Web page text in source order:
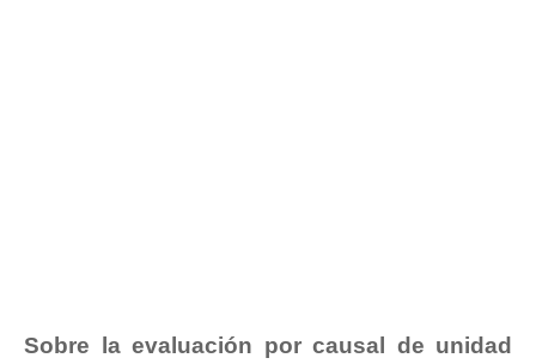
Sobre la evaluación por causal de unidad